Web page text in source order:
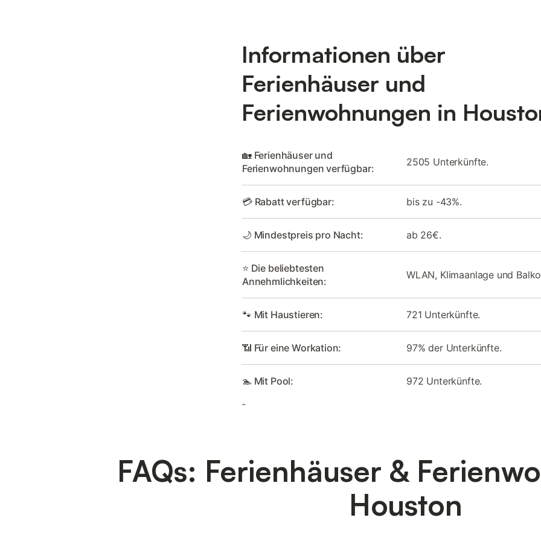
Informationen über
Ferienhäuser und
Ferienwohnungen in
🏡 Ferienhäuser und
Ferienwohnungen verfügbar:
2505 Unterkünfte.
💳 Rabatt verfügbar: bis zu -43%.
🌙 Mindestpreis pro Nacht: ab 26€.
⭐ Die beliebtesten
Annehmlichkeiten:
WLAN, Klimaanlage und
🐾 Mit Haustieren: 721 Unterkünfte.
📶 Für eine Workation: 97% der Unterkünfte.
🏊 Mit Pool:
972 Unterkünfte.
-
FAQs: Ferienhäuser &
Houston